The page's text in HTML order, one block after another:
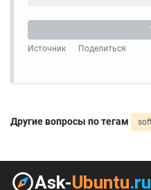
Источник
Поделиться
Другие вопросы по тегам